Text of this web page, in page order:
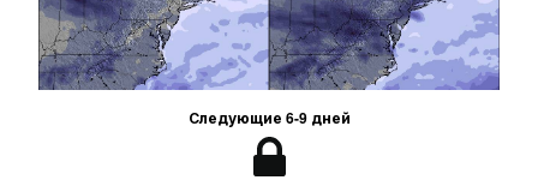
Следующие 6-9 дней